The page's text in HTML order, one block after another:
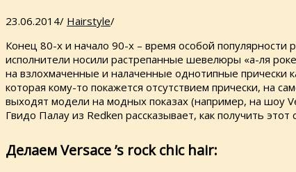
23.06.2014/ Hairstyle/
Конец 80-х и начало 90-х – время особой популярности
исполнители носили растрепанные шевелюры «а-ля
на взлохмаченные и налаченные однотипные прически
которая кому-то покажется отсутствием прически, на
выходят модели на модных показах (например, на шоу
Гвидо Палау из Redken рассказывает, как получить
Делаем Versace ’s rock chic hair: